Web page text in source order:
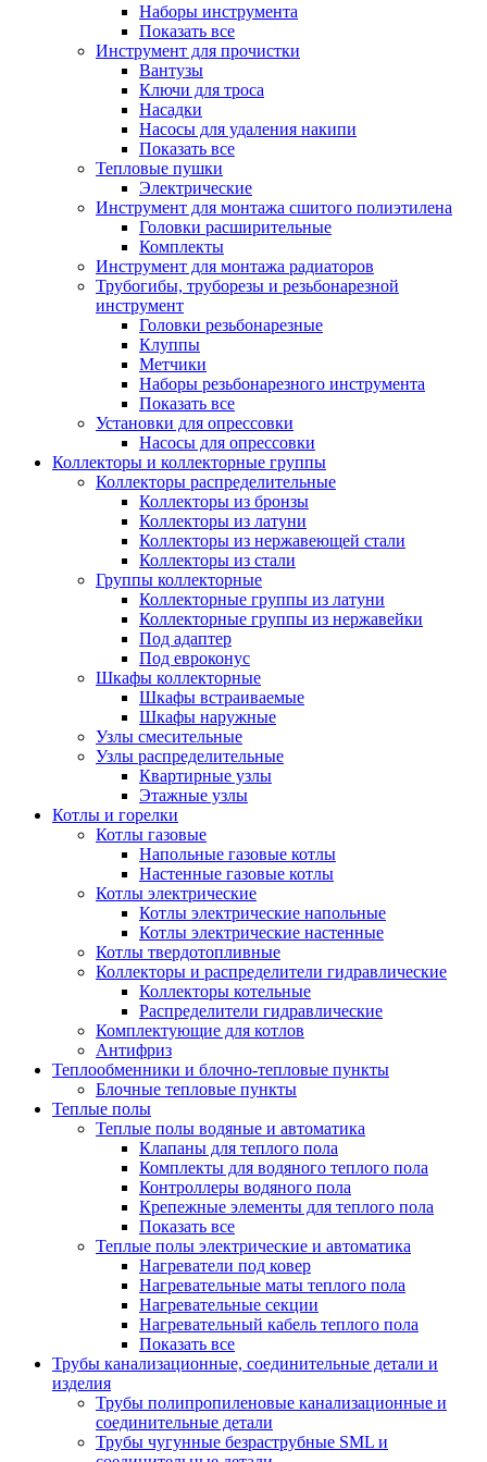
Наборы инструмента
Показать все
Инструмент для прочистки
Вантузы
Ключи для троса
Насадки
Насосы для удаления накипи
Показать все
Тепловые пушки
Электрические
Инструмент для монтажа сшитого полиэтилена
Головки расширительные
Комплекты
Инструмент для монтажа радиаторов
Трубогибы, труборезы и резьбонарезной
инструмент
Головки резьбонарезные
Клуппы
Метчики
Наборы резьбонарезного инструмента
Показать все
Установки для опрессовки
Насосы для опрессовки
Коллекторы и коллекторные группы
Коллекторы распределительные
Коллекторы из бронзы
Коллекторы из латуни
Коллекторы из нержавеющей стали
Коллекторы из стали
Группы коллекторные
Коллекторные группы из латуни
Коллекторные группы из нержавейки
Под адаптер
Под евроконус
Шкафы коллекторные
Шкафы встраиваемые
Шкафы наружные
Узлы смесительные
Узлы распределительные
Квартирные узлы
Этажные узлы
Котлы и горелки
Котлы газовые
Напольные газовые котлы
Настенные газовые котлы
Котлы электрические
Котлы электрические напольные
Котлы электрические настенные
Котлы твердотопливные
Коллекторы и распределители гидравлические
Коллекторы котельные
Распределители гидравлические
Комплектующие для котлов
Антифриз
Теплообменники и блочно-тепловые пункты
Блочные тепловые пункты
Теплые полы
Теплые полы водяные и автоматика
Клапаны для теплого пола
Комплекты для водяного теплого пола
Контроллеры водяного пола
Крепежные элементы для теплого пола
Показать все
Теплые полы электрические и автоматика
Нагреватели под ковер
Нагревательные маты теплого пола
Нагревательные секции
Нагревательный кабель теплого пола
Показать все
Трубы канализационные, соединительные детали и
изделия
Трубы полипропиленовые канализационные и
соединительные детали
Трубы чугунные безраструбные SML и